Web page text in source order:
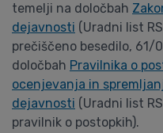
temelji na določbah
dejavnosti (Uradni list
prečiščeno besedilo, 61/
določbah Pravilnika o
ocenjevanja in
dejavnosti (Uradni list
pravilnik o postopkih).